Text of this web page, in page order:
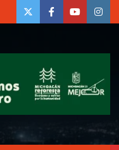
twiter Face Youtubeinsta